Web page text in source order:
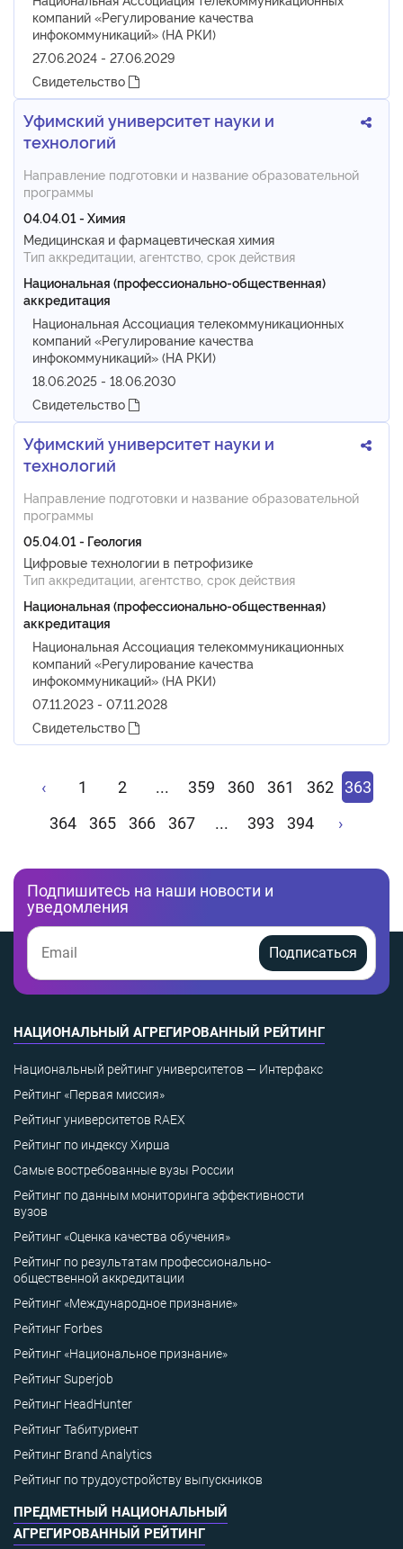
компаний «Регулирование качества
инфокоммуникаций» (НА РКИ)
27.06.2024 - 27.06.2029
Свидетельство
Уфимский университет науки и
технологий
Направление подготовки и название образовательной
программы
04.04.01 - Химия
Медицинская и фармацевтическая химия
Тип аккредитации, агентство, срок действия
Национальная (профессионально-общественная)
аккредитация
Национальная Ассоциация телекоммуникационных
компаний «Регулирование качества
инфокоммуникаций» (НА РКИ)
18.06.2025 - 18.06.2030
Свидетельство
Уфимский университет науки и
технологий
Направление подготовки и название образовательной
программы
05.04.01 - Геология
Цифровые технологии в петрофизике
Тип аккредитации, агентство, срок действия
Национальная (профессионально-общественная)
аккредитация
Национальная Ассоциация телекоммуникационных
компаний «Регулирование качества
инфокоммуникаций» (НА РКИ)
07.11.2023 - 07.11.2028
Свидетельство
‹ 1 2 ... 359 360 361 362
363
364
365 366 367 ... 393 394 ›
Подпишитесь на наши новости и
уведомления
Подписаться
НАЦИОНАЛЬНЫЙ АГРЕГИРОВАННЫЙ РЕЙТИНГ
Национальный рейтинг университетов — Интерфакс
Рейтинг «Первая миссия»
Рейтинг университетов RAEX
Рейтинг по индексу Хирша
Самые востребованные вузы России
Рейтинг по данным мониторинга эффективности
вузов
Рейтинг «Оценка качества обучения»
Рейтинг по результатам профессионально-
общественной аккредитации
Рейтинг «Международное признание»
Рейтинг Forbes
Рейтинг «Национальное признание»
Рейтинг Superjob
Рейтинг HeadHunter
Рейтинг Табитуриент
Рейтинг Brand Analytics
Рейтинг по трудоустройству выпускников
ПРЕДМЕТНЫЙ НАЦИОНАЛЬНЫЙ
АГРЕГИРОВАННЫЙ РЕЙТИНГ